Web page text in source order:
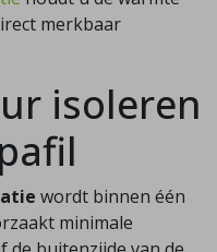
merkbaar
isoleren
wordt binnen één
minimale